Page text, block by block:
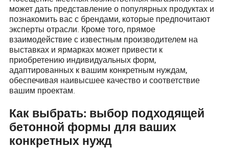
может дать представление о популярных продуктах и
познакомить вас с брендами, которые предпочитают
эксперты отрасли. Кроме того, прямое
взаимодействие с известным производителем на
выставках и ярмарках может привести к
приобретению индивидуальных форм,
адаптированных к вашим конкретным нуждам,
обеспечивая наивысшее качество и соответствие
вашим проектам.
Как выбрать: выбор подходящей
бетонной формы для ваших
конкретных нужд